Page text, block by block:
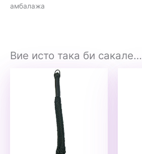
амбалажа
Вие исто така би сакале…